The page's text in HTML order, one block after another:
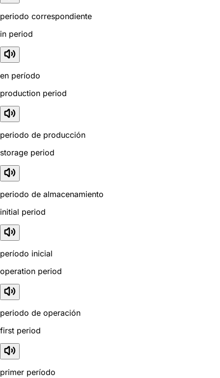
periodo correspondiente
in period
en período
production period
periodo de producción
storage period
periodo de almacenamiento
initial period
período inicial
operation period
periodo de operación
first period
primer período